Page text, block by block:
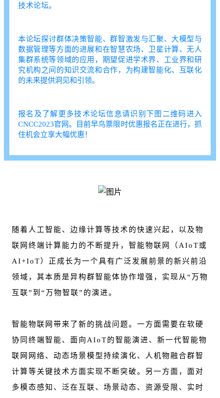
技术论坛。
本论坛探讨群体决策智能、群智激发与汇聚、大模型与
数据管理等方面的进展和在智慧农场、卫星计算、无人
集群系统等领域的应用，期望促进学术界、工业界和研
究机构之间的知识交流和合作，为构建智能化、互联化
的未来提供洞见和引领。
报名及了解更多技术论坛信息请识别下图二维码进入
CNCC2023官网。目前早鸟票限时优惠报名正在进行，抓
住机会立享大幅优惠！
随着人工智能、边缘计算等技术的快速兴起，以及物
联网终端计算能力的不断提升，智能物联网（AIoT或
AI+IoT）正成长为一个具有广泛发展前景的新兴前沿
领域，其本质是异构群智能体协作增强，实现从“万物
互联”到“万物智联”的演进。
智能物联网带来了新的挑战问题。一方面需要在软硬
协同终端智能、面向AIoT的智能演进、新一代智能物
联网网络、动态场景模型持续演化、人机物融合群智
计算等关键技术方面实现不断突破。另一方面，面对
多模态感知、泛在互联、场景动态、资源受限、实时